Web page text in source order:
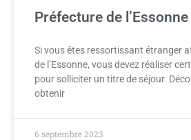
Préfecture de
Si vous êtes ressortissant étranger
de l’Essonne, vous devez réaliser
pour solliciter un titre de séjour.
obtenir
6 septembre 2023